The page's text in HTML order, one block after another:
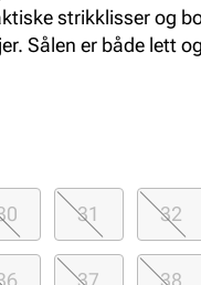
strikklisser og
Sålen er både lett og
under
31 32
37 38